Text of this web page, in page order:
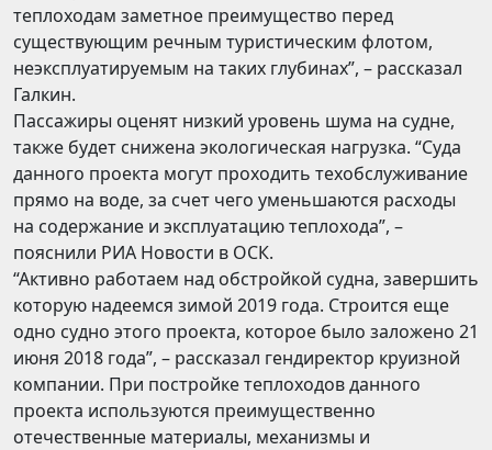
теплоходам заметное преимущество перед
существующим речным туристическим флотом,
неэксплуатируемым на таких глубинах”, – рассказал
Галкин.
Пассажиры оценят низкий уровень шума на судне,
также будет снижена экологическая нагрузка. “Суда
данного проекта могут проходить техобслуживание
прямо на воде, за счет чего уменьшаются расходы
на содержание и эксплуатацию теплохода”, –
пояснили РИА Новости в ОСК.
“Активно работаем над обстройкой судна, завершить
которую надеемся зимой 2019 года. Строится еще
одно судно этого проекта, которое было заложено 21
июня 2018 года”, – рассказал гендиректор круизной
компании. При постройке теплоходов данного
проекта используются преимущественно
отечественные материалы, механизмы и